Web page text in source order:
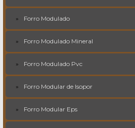
Forro Modulado
Forro Modulado Mineral
Forro Modulado Pvc
Forro Modular de Isopor
Forro Modular Eps